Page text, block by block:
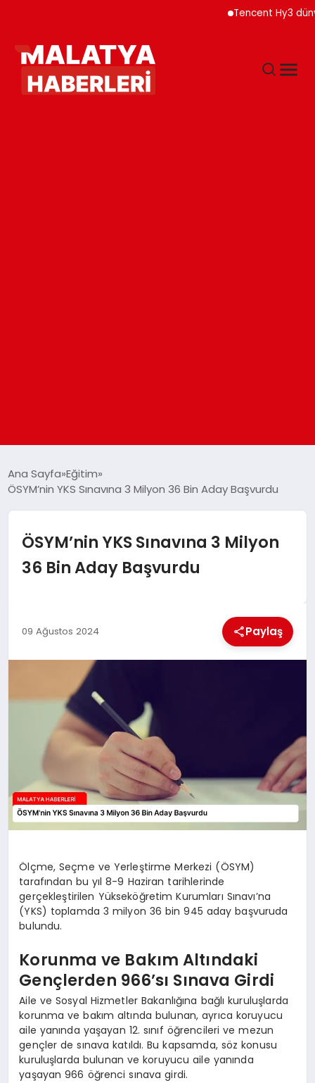
Tencent Hy3 dünya
DÜNYA
EKONOMI
SIYASET
SPOR
Ana Sayfa Eğitim
ÖSYM’nin YKS Sınavına 3 Milyon 36 Bin Aday Başvurdu
ÖSYM’nin YKS Sınavına 3 Milyon
36 Bin Aday Başvurdu
09 Ağustos 2024 Paylaş
Ölçme, Seçme ve Yerleştirme Merkezi (ÖSYM)
tarafından bu yıl 8-9 Haziran tarihlerinde
gerçekleştirilen Yükseköğretim Kurumları Sınavı’na
(YKS) toplamda 3 milyon 36 bin 945 aday başvuruda
bulundu.
Korunma ve Bakım Altındaki
Gençlerden 966’sı Sınava Girdi
Aile ve Sosyal Hizmetler Bakanlığına bağlı kuruluşlarda
korunma ve bakım altında bulunan, ayrıca koruyucu
aile yanında yaşayan 12. sınıf öğrencileri ve mezun
gençler de sınava katıldı. Bu kapsamda, söz konusu
kuruluşlarda bulunan ve koruyucu aile yanında
yaşayan 966 öğrenci sınava girdi.